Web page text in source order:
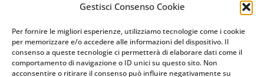
Gestisci Consenso Cookie
Per fornire le migliori esperienze, utilizziamo tecnologie come i cookie
per memorizzare e/o accedere alle informazioni del dispositivo. Il
consenso a queste tecnologie ci permetterà di elaborare dati come il
comportamento di navigazione o ID unici su questo sito. Non
acconsentire o ritirare il consenso può influire negativamente su
chiavicodificate@gmail.com
Privacy Policy